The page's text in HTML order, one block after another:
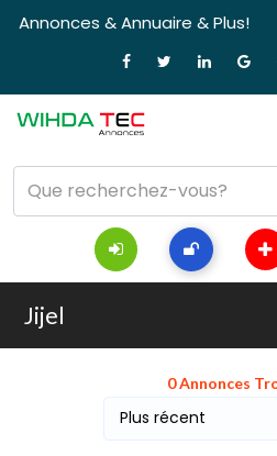
Annonces & Annuaire & Plus!
Jijel
0 Annonces